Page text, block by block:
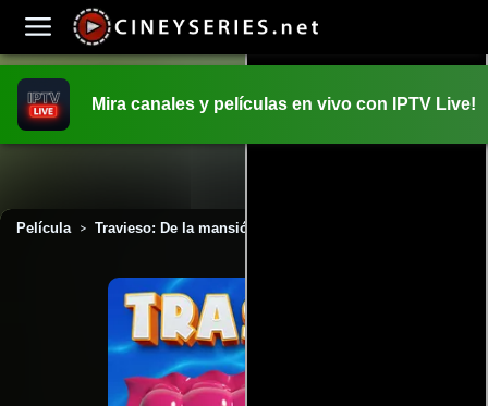
Mira canales y películas en vivo con IPTV Live!
Película > Travieso: De la mansión a la calle (2019)